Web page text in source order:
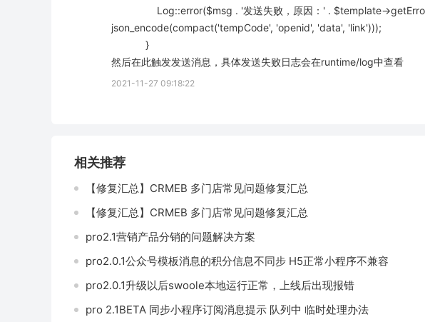
json_encode(compact('tempCode', 'openid', 'data', 'link')));
            }
然后在此触发发送消息，具体发送失败日志会在runtime/log中查看
2021-11-27 09:18:22
相关推荐
【修复汇总】CRMEB 多门店常见问题修复汇总
【修复汇总】CRMEB 多门店常见问题修复汇总
pro2.1营销产品分销的问题解决方案
pro2.0.1公众号模板消息的积分信息不同步 H5正常小程序不兼容
pro2.0.1升级以后swoole本地运行正常，上线后出现报错
pro 2.1BETA 同步小程序订阅消息提示 队列中 临时处理办法